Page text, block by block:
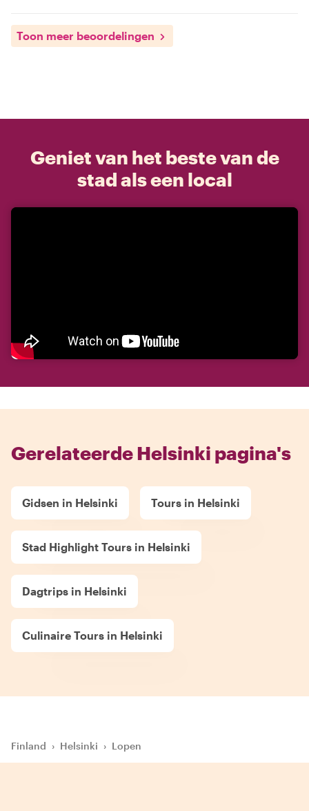
Toon meer beoordelingen
Geniet van het beste van de
stad als een local
Gerelateerde Helsinki pagina's
Gidsen in Helsinki Tours in Helsinki
Stad Highlight Tours in Helsinki
Dagtrips in Helsinki
Culinaire Tours in Helsinki
Finland › Helsinki › Lopen